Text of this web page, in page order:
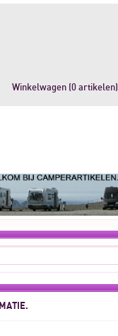
Winkelwagen (0 artikelen)